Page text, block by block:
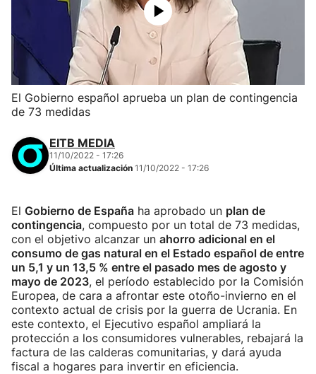
El Gobierno español aprueba un plan de contingencia
de 73 medidas
EITB MEDIA
11/10/2022 - 17:26
Última actualización 11/10/2022 - 17:26
El Gobierno de España ha aprobado un plan de
contingencia, compuesto por un total de 73 medidas,
con el objetivo alcanzar un ahorro adicional en el
consumo de gas natural en el Estado español de entre
un 5,1 y un 13,5 % entre el pasado mes de agosto y
mayo de 2023, el período establecido por la Comisión
Europea, de cara a afrontar este otoño-invierno en el
contexto actual de crisis por la guerra de Ucrania. En
este contexto, el Ejecutivo español ampliará la
protección a los consumidores vulnerables, rebajará la
factura de las calderas comunitarias, y dará ayuda
fiscal a hogares para invertir en eficiencia.